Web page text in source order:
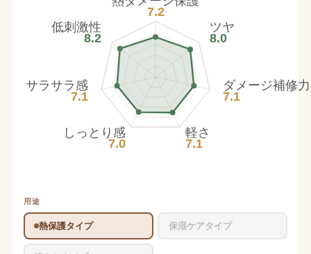
7.2
ツヤ
8.0
ダメージ補修力
7.1
軽さ
7.1
しっとり感
7.0
サラサラ感
7.1
低刺激性
8.2
用途
熱保護タイプ 保湿ケアタイプ